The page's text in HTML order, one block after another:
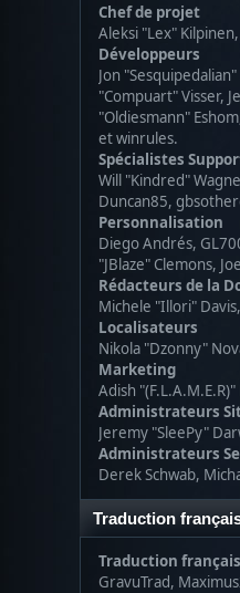
Chef de projet
Aleksi "Lex"
Développeurs
Jon
"Compuart" Visser,
"Oldiesmann"
et winrules.
Spécialistes
Will "Kindred"
Duncan85,
Personnalisation
Diego Andrés,
"JBlaze" Clemons,
Rédacteurs de la
Michele "Illori"
Localisateurs
Nikola "Dzonny"
Marketing
Adish
Administrateurs
Jeremy "SleePy"
Administrateurs
Derek Schwab,
Traduction
Traduction
GravuTrad,